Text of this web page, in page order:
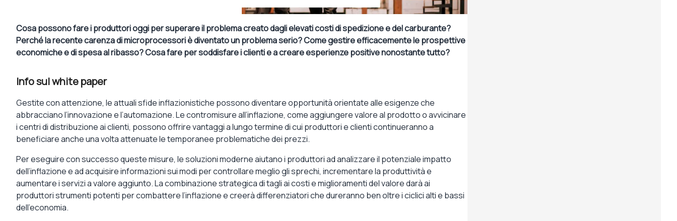
Cosa possono fare i produttori oggi per superare il problema creato dagli elevati costi di spedizione e del carburante?
Perché la recente carenza di microprocessori è diventato un problema serio? Come gestire efficacemente le prospettive
economiche e di spesa al ribasso? Cosa fare per soddisfare i clienti e a creare esperienze positive nonostante tutto?
Info sul white paper
Gestite con attenzione, le attuali sfide inflazionistiche possono diventare opportunità orientate alle esigenze che
abbracciano l’innovazione e l’automazione. Le contromisure all’inflazione, come aggiungere valore al prodotto o avvicinare
i centri di distribuzione ai clienti, possono offrire vantaggi a lungo termine di cui produttori e clienti continueranno a
beneficiare anche una volta attenuate le temporanee problematiche dei prezzi.
Per eseguire con successo queste misure, le soluzioni moderne aiutano i produttori ad analizzare il potenziale impatto
dell’inflazione e ad acquisire informazioni sui modi per controllare meglio gli sprechi, incrementare la produttività e
aumentare i servizi a valore aggiunto. La combinazione strategica di tagli ai costi e miglioramenti del valore darà ai
produttori strumenti potenti per combattere l’inflazione e creerà differenziatori che dureranno ben oltre i ciclici alti e bassi
dell’economia.